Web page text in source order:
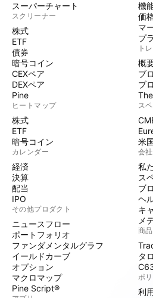
スーパーチャート
スクリーナー
株式
ETF
債券
暗号コイン
CEXペア
DEXペア
Pine
ヒートマップ
株式
ETF
暗号コイン
カレンダー
経済
決算
配当
IPO
その他プロダクト
ニュースフロー
ポートフォリオ
ファンダメンタルグラフ
イールドカーブ
オプション
マクロマップ
Pine Script®
機
価
マ
プ
ト
概
ブ
ブ
ス
米
会
私
ス
ブ
ヘ
キ
メ
商品
タ
ポ
利